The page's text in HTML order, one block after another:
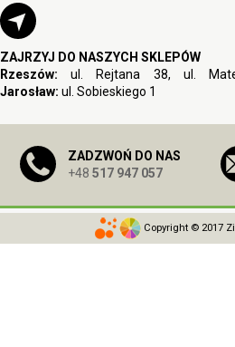
ZAJRZYJ DO NASZYCH SKLEPÓW
Rzeszów: ul. Rejtana 38, ul.
Jarosław: ul. Sobieskiego 1
ZADZWOŃ DO NAS
+48 517 947 057
Copyright © 2017